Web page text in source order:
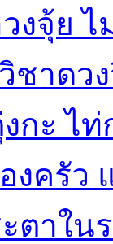
งจุ้ย ไ
ชาดว
กะ ไ
ครัว
ตาใน